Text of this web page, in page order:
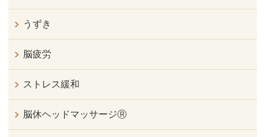
うずき
脳疲労
ストレス緩和
脳休ヘッドマッサージⓇ